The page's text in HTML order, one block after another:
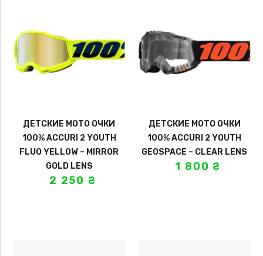
ДЕТСКИЕ МОТО ОЧКИ
100% ACCURI 2 YOUTH
FLUO YELLOW – MIRROR
GOLD LENS
2 250 ₴
ДЕТСКИЕ МОТО ОЧКИ
100% ACCURI 2 YOUTH
GEOSPACE – CLEAR LENS
1 800₴